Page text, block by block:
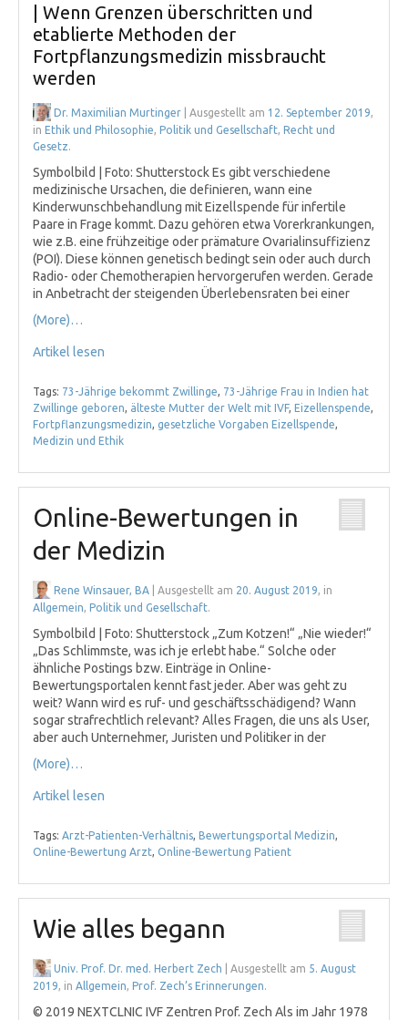
| Wenn Grenzen überschritten und
etablierte Methoden der
Fortpflanzungsmedizin missbraucht
werden
Dr. Maximilian Murtinger | Ausgestellt am 12. September 2019,
in Ethik und Philosophie, Politik und Gesellschaft, Recht und
Gesetz.
Symbolbild | Foto: Shutterstock Es gibt verschiedene
medizinische Ursachen, die definieren, wann eine
Kinderwunschbehandlung mit Eizellspende für infertile
Paare in Frage kommt. Dazu gehören etwa Vorerkrankungen,
wie z.B. eine frühzeitige oder prämature Ovarialinsuffizienz
(POI). Diese können genetisch bedingt sein oder auch durch
Radio- oder Chemotherapien hervorgerufen werden. Gerade
in Anbetracht der steigenden Überlebensraten bei einer
(More)…
Artikel lesen
Tags: 73-Jährige bekommt Zwillinge, 73-Jährige Frau in Indien hat
Zwillinge geboren, älteste Mutter der Welt mit IVF, Eizellenspende,
Fortpflanzungsmedizin, gesetzliche Vorgaben Eizellspende,
Medizin und Ethik
Online-Bewertungen in
der Medizin
Rene Winsauer, BA | Ausgestellt am 20. August 2019, in
Allgemein, Politik und Gesellschaft.
Symbolbild | Foto: Shutterstock „Zum Kotzen!“ „Nie wieder!“
„Das Schlimmste, was ich je erlebt habe.“ Solche oder
ähnliche Postings bzw. Einträge in Online-
Bewertungsportalen kennt fast jeder. Aber was geht zu
weit? Wann wird es ruf- und geschäftsschädigend? Wann
sogar strafrechtlich relevant? Alles Fragen, die uns als User,
aber auch Unternehmer, Juristen und Politiker in der
(More)…
Artikel lesen
Tags: Arzt-Patienten-Verhältnis, Bewertungsportal Medizin,
Online-Bewertung Arzt, Online-Bewertung Patient
Wie alles begann
Univ. Prof. Dr. med. Herbert Zech | Ausgestellt am 5. August
2019, in Allgemein, Prof. Zech’s Erinnerungen.
© 2019 NEXTCLNIC IVF Zentren Prof. Zech Als im Jahr 1978